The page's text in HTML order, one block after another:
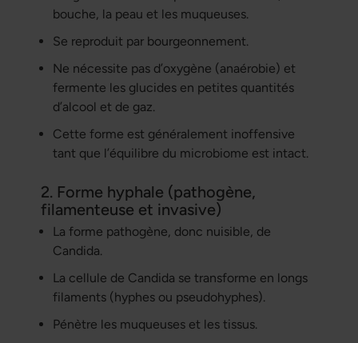
bouche, la peau et les muqueuses.
Se reproduit par bourgeonnement.
Ne nécessite pas d’oxygène (anaérobie) et
fermente les glucides en petites quantités
d’alcool et de gaz.
Cette forme est généralement inoffensive
tant que l’équilibre du microbiome est intact.
2. Forme hyphale (pathogène,
filamenteuse et invasive)
La forme pathogène, donc nuisible, de
Candida.
La cellule de Candida se transforme en longs
filaments (hyphes ou pseudohyphes).
Pénètre les muqueuses et les tissus.